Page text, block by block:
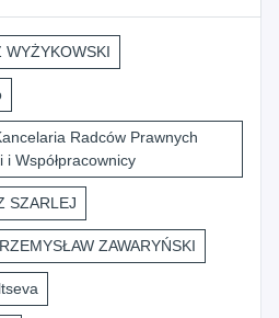
WYŻYKOWSKI
Radców Prawnych
i Współpracownicy
SZARLEJ
ZAWARYŃSKI